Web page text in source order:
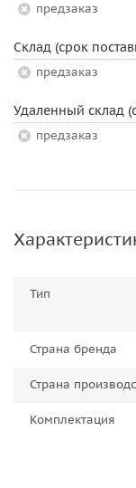
Предзаказ
Склад (срок
Предзаказ
Удаленный склад
Предзаказ
Тип
Страна бренда
Страна
Комплектация